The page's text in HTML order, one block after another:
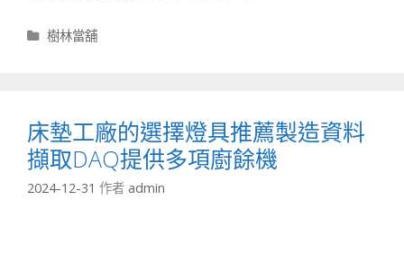
分
樹林當舖
床墊工廠的選擇燈具推薦製造資料
擷取DAQ提供多項廚餘機
2024-12-31 作者 admin